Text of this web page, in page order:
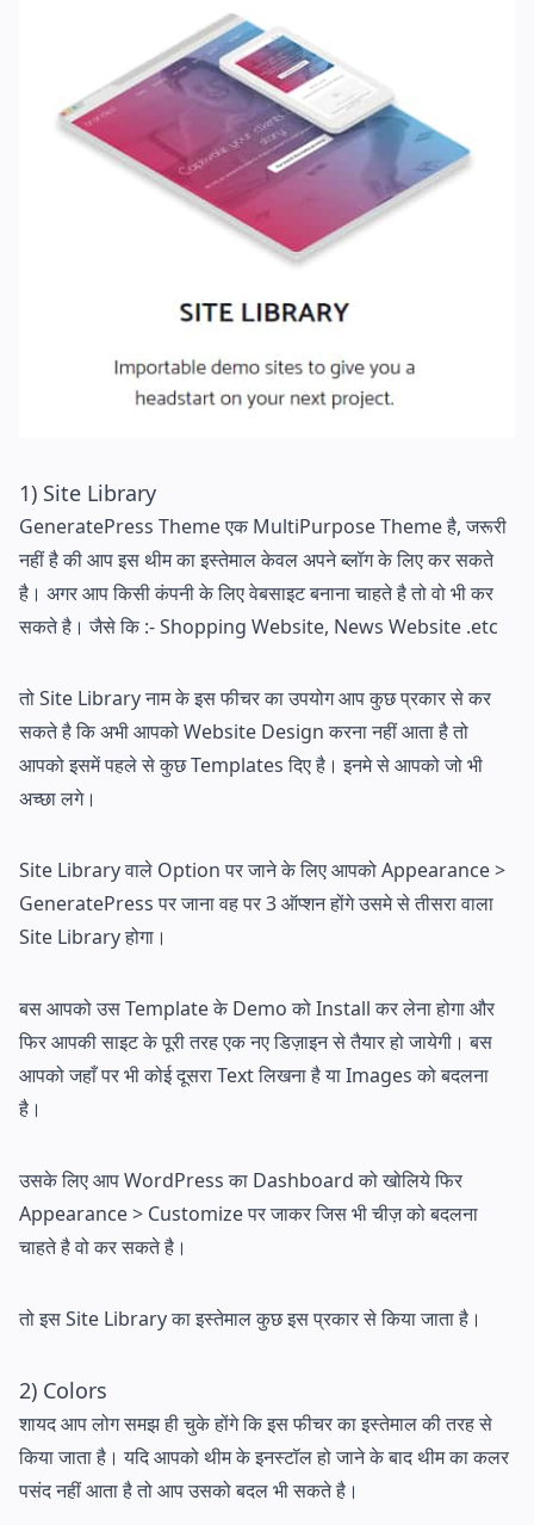
1) Site Library
GeneratePress Theme एक MultiPurpose Theme है, जरूरी
नहीं है की आप इस थीम का इस्तेमाल केवल अपने ब्लॉग के लिए कर सकते
है। अगर आप किसी कंपनी के लिए वेबसाइट बनाना चाहते है तो वो भी कर
सकते है। जैसे कि :- Shopping Website, News Website .etc
तो Site Library नाम के इस फीचर का उपयोग आप कुछ प्रकार से कर
सकते है कि अभी आपको Website Design करना नहीं आता है तो
आपको इसमें पहले से कुछ Templates दिए है। इनमे से आपको जो भी
अच्छा लगे।
Site Library वाले Option पर जाने के लिए आपको Appearance >
GeneratePress पर जाना वह पर 3 ऑप्शन होंगे उसमे से तीसरा वाला
Site Library होगा।
बस आपको उस Template के Demo को Install कर लेना होगा और
फिर आपकी साइट के पूरी तरह एक नए डिज़ाइन से तैयार हो जायेगी। बस
आपको जहाँ पर भी कोई दूसरा Text लिखना है या Images को बदलना
है।
उसके लिए आप WordPress का Dashboard को खोलिये फिर
Appearance > Customize पर जाकर जिस भी चीज़ को बदलना
चाहते है वो कर सकते है।
तो इस Site Library का इस्तेमाल कुछ इस प्रकार से किया जाता है।
2) Colors
शायद आप लोग समझ ही चुके होंगे कि इस फीचर का इस्तेमाल की तरह से
किया जाता है। यदि आपको थीम के इनस्टॉल हो जाने के बाद थीम का कलर
पसंद नहीं आता है तो आप उसको बदल भी सकते है।